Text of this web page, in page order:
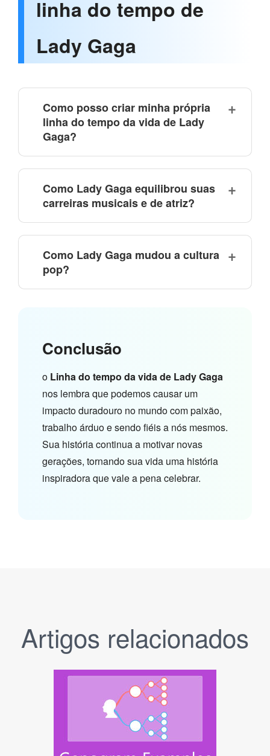
linha do tempo de
Lady Gaga
Como posso criar minha própria
linha do tempo da vida de Lady
Gaga?
Como Lady Gaga equilibrou suas
carreiras musicais e de atriz?
Como Lady Gaga mudou a cultura
pop?
Conclusão
o Linha do tempo da vida de Lady Gaga
nos lembra que podemos causar um
impacto duradouro no mundo com paixão,
trabalho árduo e sendo fiéis a nós mesmos.
Sua história continua a motivar novas
gerações, tornando sua vida uma história
inspiradora que vale a pena celebrar.
Artigos relacionados